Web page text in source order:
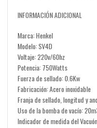
INFORMACIÓN ADICIONAL
Marca: Henkel
Modelo: SV4D
Voltaje: 220v/60hz
Potencia: 750Watts
Fuerza de sellado: 0.6Kw
Fabricación: Acero inoxidable
Franja de sellado, longitud y
Uso de la bomba de vacío:
Indicador de medida del